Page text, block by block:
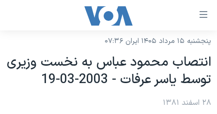
لینکهای
دسترسی
جهش
محتوای
اصلی
نسخه سبک وب‌سایت
موضوع ها
ایران
برنامه های تلویزیونی
پنجشنبه ۱۵ مرداد ۱۴۰۵ ایران ۰۷:۳۶
انتصاب محمود عباس به نخست وزيری
توسط ياسر عرفات - 2003-03-19
۲۸ اسفند ۱۳۸۱